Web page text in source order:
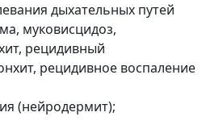
дыхательных путей
муковисцидоз,
рецидивный
рецидивное воспаление
(нейродермит);